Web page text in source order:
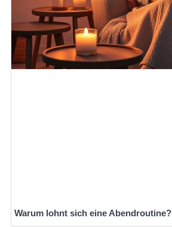
Warum lohnt sich eine Abendroutine?